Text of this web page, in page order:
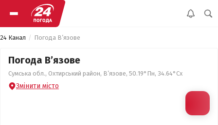
24 Канал Погода В’язове
Погода В’язове
Сумська обл., Охтирський район, В’язове, 50.19°Пн, 34.64°Сх
Змінити місто